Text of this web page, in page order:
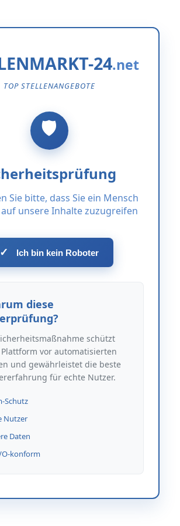
24
TOP STELLENANGEBOTE
Sie bitte, dass Sie ein Mensch
unsere Inhalte zuzugreifen
✓ Ich bin kein Roboter
diese
schützt
vor automatisierten
und gewährleistet die beste
für echte Nutzer.
Schutz
Nutzer
Daten
konform